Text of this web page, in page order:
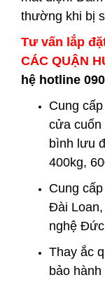
thường khi bị
Tư vấn lắp
CÁC QUẬN
hệ hotline
Cung
cửa cuốn
bình lưu
400kg,
Cung
Đài Loan,
nghệ
Thay ắc
bảo